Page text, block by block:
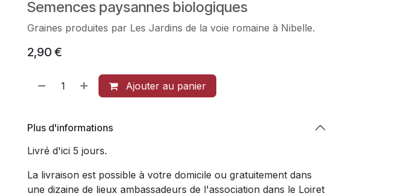
Semences paysannes biologiques
Graines produites par Les Jardins de la voie romaine à Nibelle.
2,90 €
Ajouter au panier
Plus d'informations
Livré d'ici 5 jours.
La livraison est possible à votre domicile ou gratuitement dans
une dizaine de lieux ambassadeurs de l'association dans le Loiret